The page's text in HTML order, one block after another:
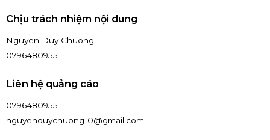
Chịu trách nhiệm nội dung
Nguyen Duy Chuong
0796480955
Liên hệ quảng cáo
0796480955
nguyenduychuong10@gmail.com